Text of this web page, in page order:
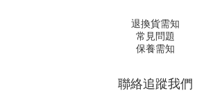
退換貨需知
常見問題
保養需知
聯絡追蹤我們